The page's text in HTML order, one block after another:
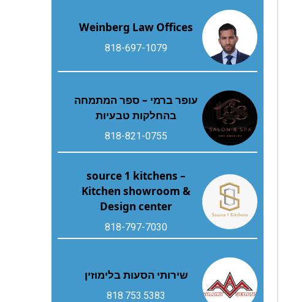
Weinberg Law Offices
818-697-1079
עופר ברמי – ספר המתמחה
בהחלקות טבעיות
818-821-0755
source 1 kitchens –
Kitchen showroom &
Design center
818-797-7030
שירותי הסעות בלימוזין
818.753.5383